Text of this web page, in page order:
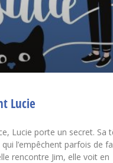
Lucie
Lucie porte un secret. Sa
l’empêchent parfois de
rencontre Jim, elle voit en